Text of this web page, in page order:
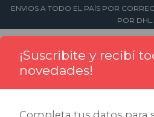
ENVIOS A TODO EL PAÍS POR
POR DHL.
¡Suscribite y recibí
novedades!